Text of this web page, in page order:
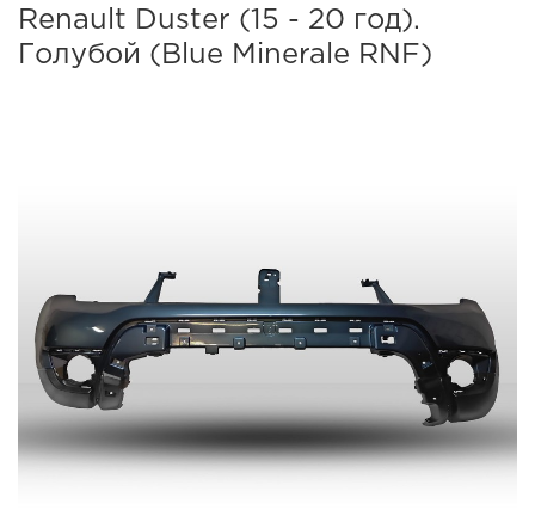
Renault Duster (15 - 20 год).
Голубой (Blue Minerale RNF)